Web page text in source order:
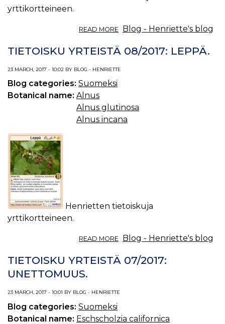
yrttikortteineen.
READ MORE ABOUT
YRTEISTÄ
09/2017:
PAJU.
Blog - Henriette's blog
TIETOISKU YRTEISTÄ 08/2017: LEPPÄ.
23 MARCH, 2017 - 10:02 BY BLOG - HENRIETTE
Blog categories: Suomeksi
Botanical name: Alnus
Alnus glutinosa
Alnus incana
Henrietten tietoiskuja
yrttikortteineen.
READ MORE ABOUT
YRTEISTÄ
08/2017:
Blog - Henriette's blog
TIETOISKU YRTEISTÄ 07/2017:
UNETTOMUUS.
23 MARCH, 2017 - 10:01 BY BLOG - HENRIETTE
Blog categories: Suomeksi
Botanical name: Eschscholzia californica